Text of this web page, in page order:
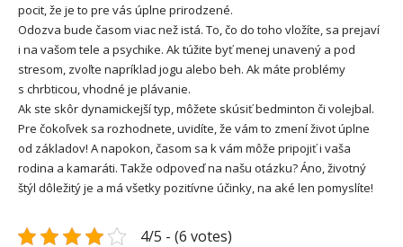
pocit, že je to pre vás úplne prirodzené.
Odozva bude časom viac než istá. To, čo do toho vložíte, sa prejaví
i na vašom tele a psychike. Ak túžite byť menej unavený a pod
stresom, zvoľte napríklad jogu alebo beh. Ak máte problémy
s chrbticou, vhodné je plávanie.
Ak ste skôr dynamickejší typ, môžete skúsiť bedminton či volejbal.
Pre čokoľvek sa rozhodnete, uvidíte, že vám to zmení život úplne
od základov! A napokon, časom sa k vám môže pripojiť i vaša
rodina a kamaráti. Takže odpoveď na našu otázku? Áno, životný
štýl dôležitý je a má všetky pozitívne účinky, na aké len pomyslíte!
4/5 - (6 votes)